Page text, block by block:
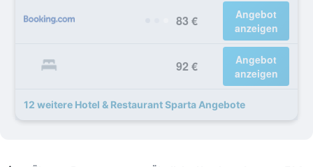
83 €
Angebot
anzeigen
92 €
Angebot
anzeigen
12 weitere Hotel & Restaurant Sparta Angebote